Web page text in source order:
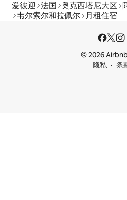
爱彼迎 法国 奥克西塔尼大区
韦尔索尔和拉佩尔 月租住宿
© 2026
隐私
条